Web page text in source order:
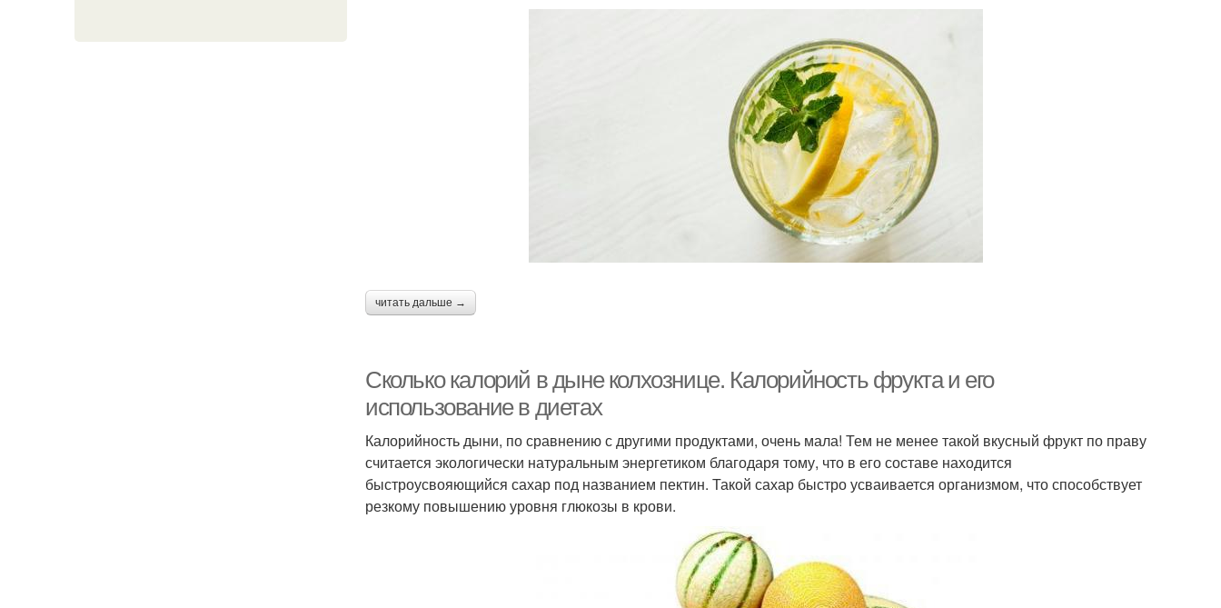
читать дальше →
Сколько калорий в дыне колхознице. Калорийность фрукта и его
использование в диетах
Калорийность дыни, по сравнению с другими продуктами, очень мала! Тем не менее такой вкусный фрукт по праву
считается экологически натуральным энергетиком благодаря тому, что в его составе находится
быстроусвояющийся сахар под названием пектин. Такой сахар быстро усваивается организмом, что способствует
резкому повышению уровня глюкозы в крови.